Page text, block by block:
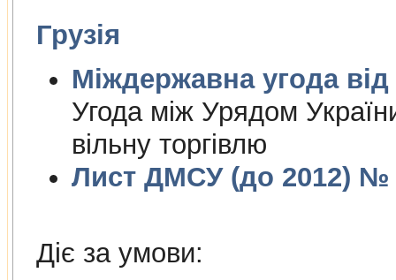
Грузія
Угода між Урядом
вільну торгівлю
Лист ДМСУ (до 2012) №
Діє за умови: